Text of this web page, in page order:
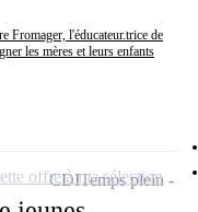
Fromager, l'éducateur.trice de
les mères et leurs enfants
CDITemps plein
offre à ma sélection